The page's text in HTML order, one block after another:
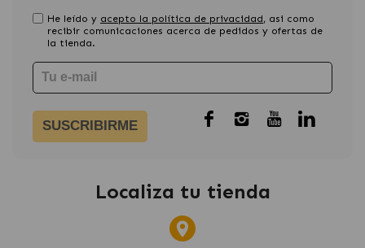
He leído y acepto la política de privacidad, asi como
recibir comunicaciones acerca de pedidos y ofertas de
la tienda.
SUSCRIBIRME
Localiza tu tienda